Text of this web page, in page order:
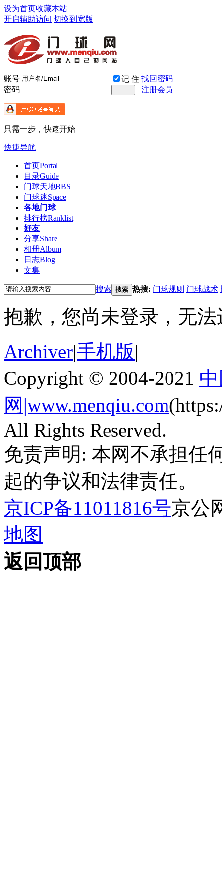
设为首页收藏本站
开启辅助访问 切换到宽版
账号 记 住 找回密码
密码
注册会员
只需一步，快速开始
快捷导航
首页Portal
目录Guide
门球天地BBS
门球迷Space
各地门球
排行榜Ranklist
好友
分享Share
相册Album
日志Blog
文集
搜索 搜索 热搜: 门球规则 门球战术
抱歉，您尚未登录，无
Archiver|手机版|
Copyright © 2004-2021
网|www.menqiu.com
All Rights Reserved.
免责声明: 本网不承担任
起的争议和法律责任。
京ICP备11011816号京公
地图
返回顶部